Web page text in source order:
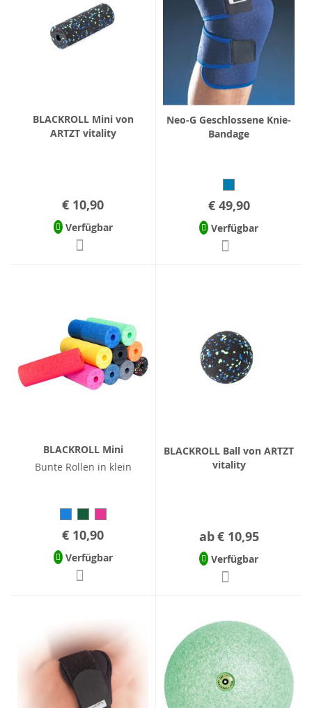
BLACKROLL Mini von
ARTZT vitality
€ 10,90
Verfügbar
Neo-G Geschlossene Knie-
Bandage
€ 49,90
Verfügbar
BLACKROLL Mini
Bunte Rollen in klein
€ 10,90
Verfügbar
BLACKROLL Ball von ARTZT
vitality
ab€ 10,95
Verfügbar